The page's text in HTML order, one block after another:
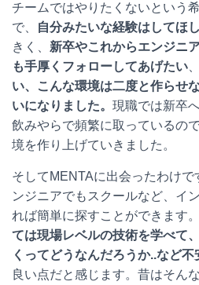
チームではやりたくないという
で、
自分みたいな経験はしてほ
きく、 新卒やこれからエンジニ
も手厚くフォローしてあげたい
い、こんな環境は二度と作らせ
いになりました。 現職では新卒
飲みやらで頻繁に取っているの
境を作り上げていきました。
そしてMENTAに出会ったわけ
ンジニアでもスクールなど、イ
れば簡単に探すことができます。
ては現場レベルの技術を学べて
くってどうなんだろうか..など
良い点だと感じます。昔はそん